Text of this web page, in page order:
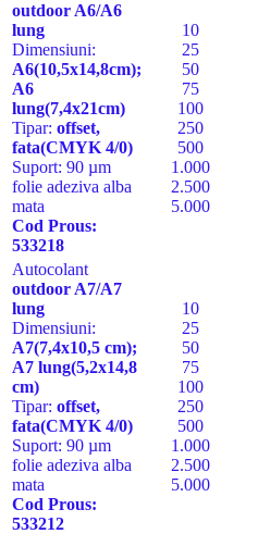
outdoor A6/A6
lung
Dimensiuni:
A6(10,5x14,8cm);
A6
lung(7,4x21cm)
Tipar: offset,
fata(CMYK 4/0)
Suport: 90 µm
folie adeziva alba
mata
Cod Prous:
533218
10
25
50
75
100
250
500
1.000
2.500
5.000
Autocolant
outdoor A7/A7
lung
Dimensiuni:
A7(7,4x10,5 cm);
A7 lung(5,2x14,8
cm)
Tipar: offset,
fata(CMYK 4/0)
Suport: 90 µm
folie adeziva alba
mata
Cod Prous:
533212
10
25
50
75
100
250
500
1.000
2.500
5.000